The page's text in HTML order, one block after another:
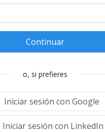
Continuar
o, si prefieres
Iniciar sesión con Google
Iniciar sesión con LinkedIn